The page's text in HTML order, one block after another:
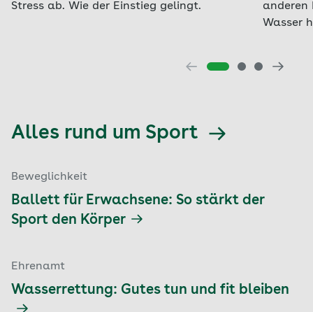
Stress ab. Wie der Einstieg gelingt.
anderen
Wasser
Alles rund um Sport
Beweglichkeit
Ballett für Erwachsene: So stärkt der
Sport den Körper
Ehrenamt
Wasserrettung: Gutes tun und fit bleiben